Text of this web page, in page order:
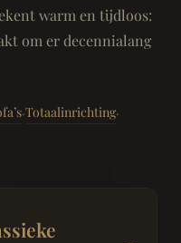
warm en tijdloos:
om er decennialang
·Totaalinrichting·